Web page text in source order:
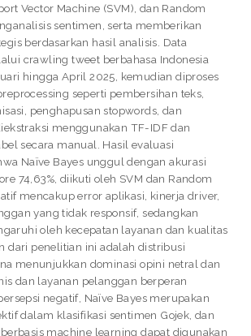
Vector Machine (SVM), dan Random
sentimen, serta memberikan
berdasarkan hasil analisis. Data
crawling tweet berbahasa Indonesia
hingga April 2025, kemudian diproses
seperti pembersihan teks,
penghapusan stopwords, dan
menggunakan TF-IDF dan
secara manual. Hasil evaluasi
Naïve Bayes unggul dengan akurasi
74,63%, diikuti oleh SVM dan Random
mencakup error aplikasi, kinerja driver,
yang tidak responsif, sedangkan
oleh kecepatan layanan dan kualitas
dari penelitian ini adalah distribusi
menunjukkan dominasi opini netral dan
dan layanan pelanggan berperan
negatif, Naïve Bayes merupakan
dalam klasifikasi sentimen Gojek, dan
machine learning dapat digunakan